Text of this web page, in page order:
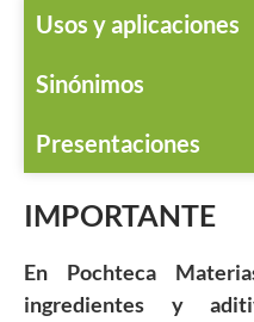
Usos y aplicaciones
Sinónimos
Presentaciones
IMPORTANTE
En Pochteca
ingredientes y